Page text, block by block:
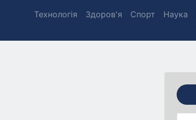
Технологія Здоров'я Спорт Наука